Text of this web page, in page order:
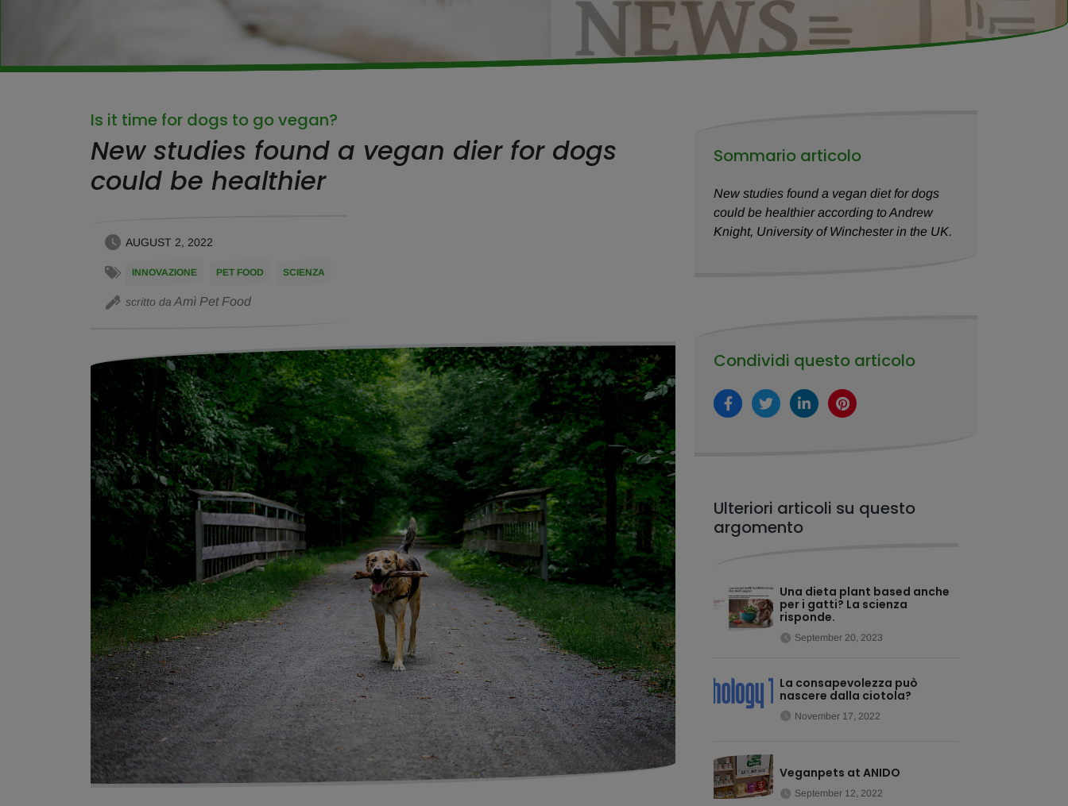
Is it time for dogs to go vegan?
New studies found a vegan dier for dogs
could be healthier
AUGUST 2, 2022
INNOVAZIONE PET FOOD SCIENZA
scritto da Amì Pet Food
Sommario articolo
New studies found a vegan diet for dogs
could be healthier according to Andrew
Knight, University of Winchester in the UK.
Condividi questo articolo
Ulteriori articoli su questo
argomento
Una dieta plant based anche
per i gatti? La scienza
risponde.
September 20, 2023
La consapevolezza può
nascere dalla ciotola?
November 17, 2022
Veganpets at ANIDO
September 12, 2022